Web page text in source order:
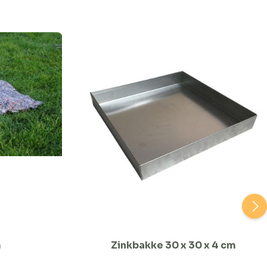
Zinkbakke 30 x 30 x 4 cm